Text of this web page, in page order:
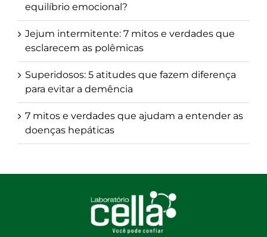
equilíbrio emocional?
Jejum intermitente: 7 mitos e verdades que
esclarecem as polêmicas
Superidosos: 5 atitudes que fazem diferença
para evitar a demência
7 mitos e verdades que ajudam a entender as
doenças hepáticas